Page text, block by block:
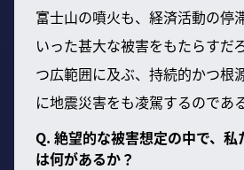
富士山の噴火も、経済活動の停
いった甚大な被害をもたらすだ
つ広範囲に及ぶ、持続的かつ根
に地震災害をも凌駕するのである
Q. 絶望的な被害想定の中で、私
は何があるか？